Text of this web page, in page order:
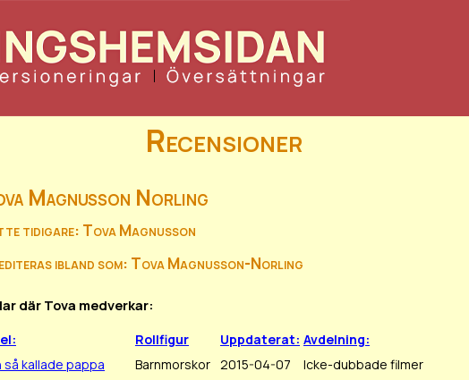
Recensioner
Magnusson Norling
tidigare: Tova Magnusson
ibland som: Tova Magnusson-Norling
där Tova medverkar:
Rollfigur Uppdaterat: Avdelning:
så kallade pappa
Barnmorskor 2015-04-07
Icke-dubbade filmer